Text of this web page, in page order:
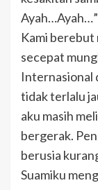
Ayah…Ayah…”
Kami berebut
secepat
Internasional
tidak terlalu
aku masih
bergerak.
berusia
Suamiku